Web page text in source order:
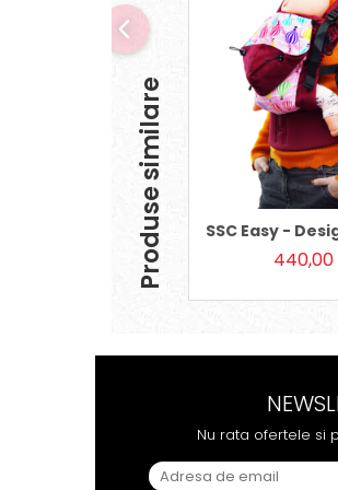
Produse similare SSC Easy -
440,00
Nu rata ofertele si